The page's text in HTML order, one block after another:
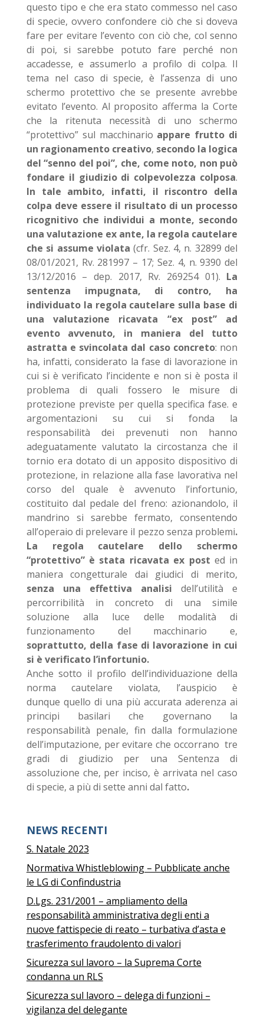
questo tipo e che era stato commesso nel caso
di specie, ovvero confondere ciò che si doveva
fare per evitare l’evento con ciò che, col senno
di poi, si sarebbe potuto fare perché non
accadesse, e assumerlo a profilo di colpa. Il
tema nel caso di specie, è l’assenza di uno
schermo protettivo che se presente avrebbe
evitato l’evento. Al proposito afferma la Corte
che la ritenuta necessità di uno schermo
“protettivo” sul macchinario appare frutto di
un ragionamento creativo, secondo la logica
del “senno del poi”, che, come noto, non può
fondare il giudizio di colpevolezza colposa.
In tale ambito, infatti, il riscontro della
colpa deve essere il risultato di un processo
ricognitivo che individui a monte, secondo
una valutazione ex ante, la regola cautelare
che si assume violata (cfr. Sez. 4, n. 32899 del
08/01/2021, Rv. 281997 – 17; Sez. 4, n. 9390 del
13/12/2016 – dep. 2017, Rv. 269254 01). La
sentenza impugnata, di contro, ha
individuato la regola cautelare sulla base di
una valutazione ricavata “ex post” ad
evento avvenuto, in maniera del tutto
astratta e svincolata dal caso concreto: non
ha, infatti, considerato la fase di lavorazione in
cui si è verificato l’incidente e non si è posta il
problema di quali fossero le misure di
protezione previste per quella specifica fase. e
argomentazioni su cui si fonda la
responsabilità dei prevenuti non hanno
adeguatamente valutato la circostanza che il
tornio era dotato di un apposito dispositivo di
protezione, in relazione alla fase lavorativa nel
corso del quale è avvenuto l’infortunio,
costituito dal pedale del freno: azionandolo, il
mandrino si sarebbe fermato, consentendo
all’operaio di prelevare il pezzo senza problemi.
La regola cautelare dello schermo
“protettivo” è stata ricavata ex post ed in
maniera congetturale dai giudici di merito,
senza una effettiva analisi dell’utilità e
percorribilità in concreto di una simile
soluzione alla luce delle modalità di
funzionamento del macchinario e,
soprattutto, della fase di lavorazione in cui
si è verificato l’infortunio.
Anche sotto il profilo dell’individuazione della
norma cautelare violata, l’auspicio è
dunque quello di una più accurata aderenza ai
principi basilari che governano la
responsabilità penale, fin dalla formulazione
dell’imputazione, per evitare che occorrano tre
gradi di giudizio per una Sentenza di
assoluzione che, per inciso, è arrivata nel caso
di specie, a più di sette anni dal fatto.
NEWS RECENTI
S. Natale 2023
Normativa Whistleblowing – Pubblicate anche
le LG di Confindustria
D.Lgs. 231/2001 – ampliamento della
responsabilità amministrativa degli enti a
nuove fattispecie di reato – turbativa d’asta e
trasferimento fraudolento di valori
Sicurezza sul lavoro – la Suprema Corte
condanna un RLS
Sicurezza sul lavoro – delega di funzioni –
vigilanza del delegante